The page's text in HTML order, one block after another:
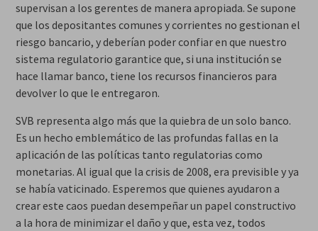
supervisan a los gerentes de manera apropiada. Se supone
que los depositantes comunes y corrientes no gestionan el
riesgo bancario, y deberían poder confiar en que nuestro
sistema regulatorio garantice que, si una institución se
hace llamar banco, tiene los recursos financieros para
devolver lo que le entregaron.
SVB representa algo más que la quiebra de un solo banco.
Es un hecho emblemático de las profundas fallas en la
aplicación de las políticas tanto regulatorias como
monetarias. Al igual que la crisis de 2008, era previsible y ya
se había vaticinado. Esperemos que quienes ayudaron a
crear este caos puedan desempeñar un papel constructivo
a la hora de minimizar el daño y que, esta vez, todos